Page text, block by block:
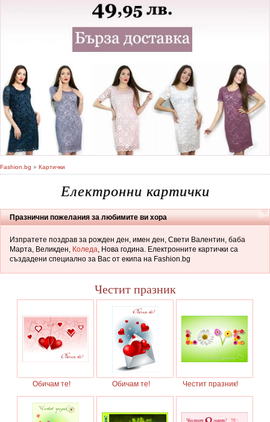
Fashion.bg » Картички
Електронни картички
Празнични пожелания за любимите ви хора
Изпратете поздрав за рожден ден, имен ден, Свети Валентин, баба
Марта, Великден, Коледа , Нова година. Електронните картички са
създадени специално за Вас от екипа на Fashion.bg
Честит празник
Обичам те! Обичам те! Честит празник!